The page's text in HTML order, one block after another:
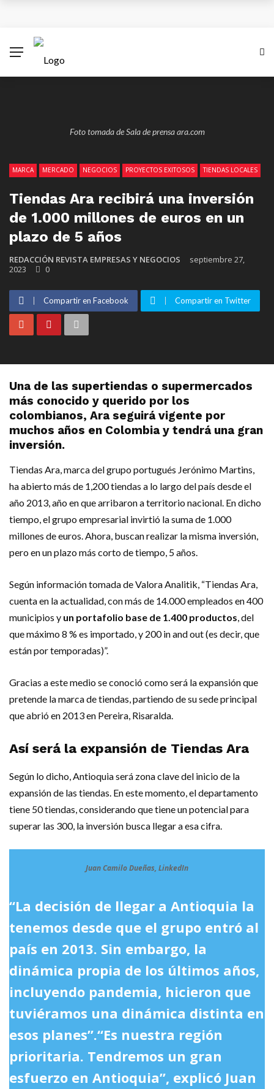
el 2026?
Antes del 8 de diciembre se superará emergencia
XV Simposio Internacional Jorge Isaacs: Un Legado
de Ébano y Azúcar en la Literatura Global
Foto tomada de Sala de prensa ara.com
MARCA MERCADO NEGOCIOS PROYECTOS EXITOSOS TIENDAS LOCALES
Tiendas Ara recibirá una inversión
de 1.000 millones de euros en un
plazo de 5 años
REDACCIÓN REVISTA EMPRESAS Y NEGOCIOS
septiembre 27,
2023
0
Compartir en Facebook Compartir en Twitter
Una de las supertiendas o supermercados
más conocido y querido por los
colombianos, Ara seguirá vigente por
muchos años en Colombia y tendrá una gran
inversión.
Tiendas Ara, marca del grupo portugués Jerónimo Martins,
ha abierto más de 1,200 tiendas a lo largo del país desde el
año 2013, año en que arribaron a territorio nacional. En dicho
tiempo, el grupo empresarial invirtió la suma de 1.000
millones de euros. Ahora, buscan realizar la misma inversión,
pero en un plazo más corto de tiempo, 5 años.
Según información tomada de Valora Analitik, “Tiendas Ara,
cuenta en la actualidad, con más de 14.000 empleados en 400
municipios y un portafolio base de 1.400 productos, del
que máximo 8 % es importado, y 200 in and out (es decir, que
están por temporadas)”.
Gracias a este medio se conoció como será la expansión que
pretende la marca de tiendas, partiendo de su sede principal
que abrió en 2013 en Pereira, Risaralda.
Así será la expansión de Tiendas Ara
Según lo dicho, Antioquia será zona clave del inicio de la
expansión de las tiendas. En este momento, el departamento
tiene 50 tiendas, considerando que tiene un potencial para
superar las 300, la inversión busca llegar a esa cifra.
Juan Camilo Dueñas, LinkedIn
“La decisión de llegar a Antioquia la
tenemos desde que el grupo entró al
país en 2013. Sin embargo, la
dinámica propia de los últimos años,
incluyendo pandemia, hicieron que
tuviéramos una dinámica distinta en
esos planes”.“Es nuestra región
prioritaria. Tendremos un gran
esfuerzo en Antioquia”, explicó Juan